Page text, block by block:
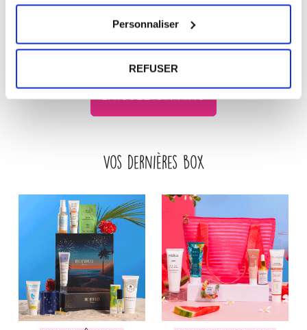
Personnaliser
REFUSER
JE LA VEUX !
LAISSEZ UN AVIS
Vos dernières box